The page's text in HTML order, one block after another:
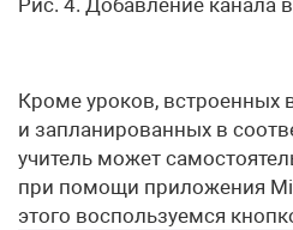
Кроме уроков, встроенных
и запланированных в
учитель может
при помощи приложения
этого воспользуемся